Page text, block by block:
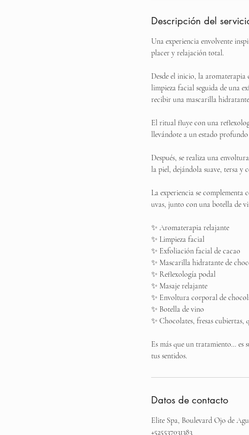
Descripción del
Una experiencia envolvente
placer y relajación total.
Desde el inicio, la
limpieza facial seguida de una
recibir una mascarilla
El ritual fluye con una
llevándote a un estado profundo
Después, se realiza una
la piel, dejándola suave, tersa y
La experiencia se complementa
uvas, junto con una botella de
✨ Aromaterapia relajante
✨ Limpieza facial
✨ Exfoliación facial de cacao
✨ Mascarilla hidratante de
✨ Reflexología podal
✨ Masaje relajante
✨ Envoltura corporal de
✨ Botella de vino
✨ Chocolates, fresas cubiertas,
Es más que un tratamiento… es
tus sentidos.
Datos de contacto
Elite Spa, Boulevard Ojo de
+525537031383